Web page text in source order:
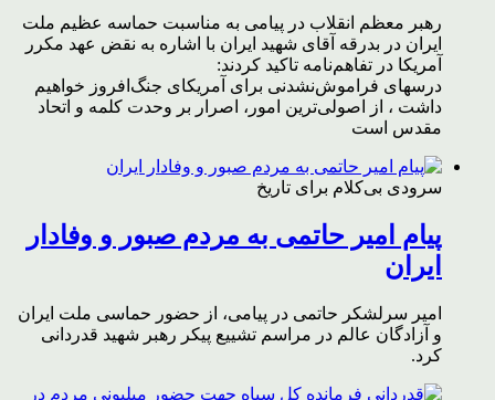
رهبر معظم انقلاب در پیامی به مناسبت حماسه عظیم ملت
ایران در بدرقه آقای شهید ایران با اشاره به نقض عهد مکرر
آمریکا در تفاهم‌نامه تاکید کردند:
درسهای فراموش‌نشدنی برای آمریکای جنگ‌افروز خواهیم
داشت ، از اصولی‌ترین امور، اصرار بر وحدت کلمه و اتحاد
مقدس است
سرودی بی‌کلام برای تاریخ
پیام امیر حاتمی به مردم صبور و وفادار
ایران
امیر سرلشکر حاتمی در پیامی، از حضور حماسی ملت ایران
و آزادگان عالم در مراسم تشییع پیکر رهبر شهید قدردانی
کرد.